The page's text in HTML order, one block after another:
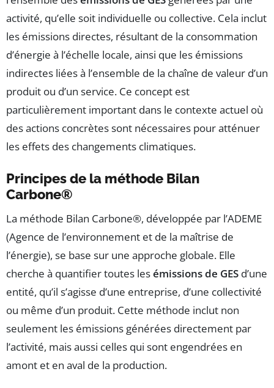
activité, qu’elle soit individuelle ou collective. Cela inclut
les émissions directes, résultant de la consommation
d’énergie à l’échelle locale, ainsi que les émissions
indirectes liées à l’ensemble de la chaîne de valeur d’un
produit ou d’un service. Ce concept est
particulièrement important dans le contexte actuel où
des actions concrètes sont nécessaires pour atténuer
les effets des changements climatiques.
Principes de la méthode Bilan
Carbone®
La méthode Bilan Carbone®, développée par l’ADEME
(Agence de l’environnement et de la maîtrise de
l’énergie), se base sur une approche globale. Elle
cherche à quantifier toutes lesémissions de GES d’une
entité, qu’il s’agisse d’une entreprise, d’une collectivité
ou même d’un produit. Cette méthode inclut non
seulement les émissions générées directement par
l’activité, mais aussi celles qui sont engendrées en
amont et en aval de la production.